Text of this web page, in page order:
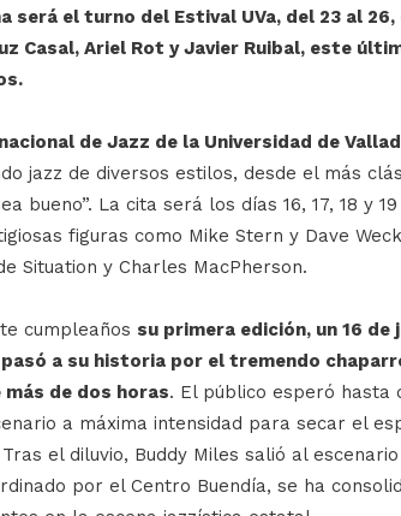
será el turno del Estival UVa, del 23 al
Casal, Ariel Rot y Javier Ruibal, este
de Jazz de la Universidad de
jazz de diversos estilos, desde el más
bueno”. La cita será los días 16, 17, 18 y
figuras como Mike Stern y Dave
Situation y Charles MacPherson.
cumpleaños su primera edición, un 16
pasó a su historia por el tremendo
de dos horas. El público esperó hasta
a máxima intensidad para secar el
el diluvio, Buddy Miles salió al
por el Centro Buendía, se ha